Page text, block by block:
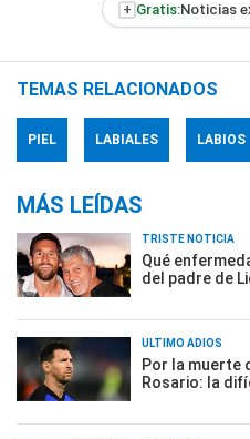
+ Gratis:Noticias
TEMAS RELACIONADOS
PIEL LABIALES LABIOS
MÁS LEÍDAS
TRISTE NOTICIA
Qué
del padre de
ÚLTIMO ADIÓS
Por la muerte
Rosario: la